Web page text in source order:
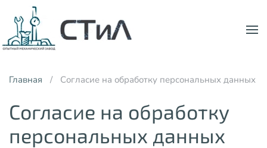
Skip to main content
Главная Согласие на обработку персональных данных
Согласие на обработку
персональных данных